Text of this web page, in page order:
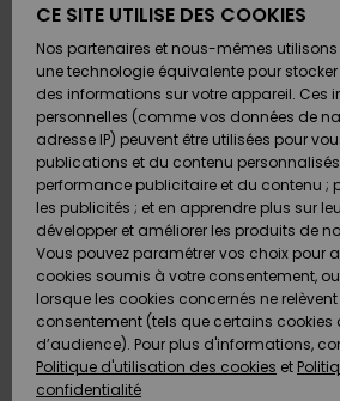
Chaussures
& Tongs
Surf
Snow
Nouveautés
Chaussures
& Tongs
Surf
Snow
Nouveautés
FEMME
A
Découvrir
Snow
SURF
Surf
Shop
Enfant
Highlights
Communauté
SNOW
Snow
Shop
Enfant
Snow
Shop
Femme
A
Découvrir
Communauté
OUTLET
Enfant
Outlet
Femme
AIDE &
CONTACT
Retours
Paiement
Carte
Cadeau
Quiksilver
Freedom
Protection
des
MAGASINS
CE SITE UTILISE DES COOKIES
Nos partenaires et nous-mêmes
une technologie équivalente pour
des informations sur votre appareil. Ces
personnelles (comme vos données de
adresse IP) peuvent être utilisées pour
publications et du contenu
performance publicitaire et du contenu ;
les publicités ; et en apprendre plus sur
développer et améliorer les produits de
Vous pouvez paramétrer vos choix pour
cookies soumis à votre consentement,
lorsque les cookies concernés ne
consentement (tels que certains cookies
d’audience). Pour plus d'informations,
Politique d'utilisation des cookies et
confidentialité